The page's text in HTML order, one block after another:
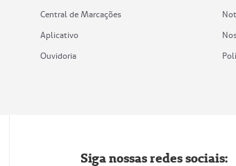
Central de Marcações
Aplicativo
Ouvidoria
Siga nossas redes sociais: